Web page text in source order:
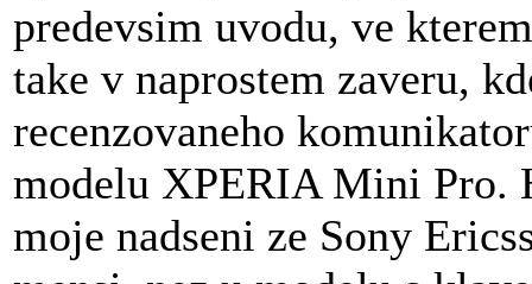
predevsim uvodu, ve
take v naprostem zaveru,
recenzovaneho
modelu XPERIA Mini Pro.
moje nadseni ze Sony